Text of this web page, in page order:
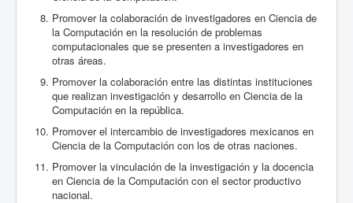
Promover la colaboración de investigadores en Ciencia de
la Computación en la resolución de problemas
computacionales que se presenten a investigadores en
otras áreas.
Promover la colaboración entre las distintas instituciones
que realizan investigación y desarrollo en Ciencia de la
Computación en la república.
Promover el intercambio de investigadores mexicanos en
Ciencia de la Computación con los de otras naciones.
Promover la vinculación de la investigación y la docencia
en Ciencia de la Computación con el sector productivo
nacional.